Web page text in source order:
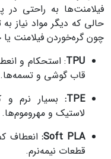
فیلامنت‌ها به راحتی
حالی که دیگر مواد نیاز
چون گره‌خوردن فیلامنت
TPU: استحکام و
قاب گوشی و تسمه‌ها.
TPE
: بسیار نرم و
لاستیک و مهروموم‌ها.
Soft PLA
:انعطاف
قطعات نیمه‌نرم.